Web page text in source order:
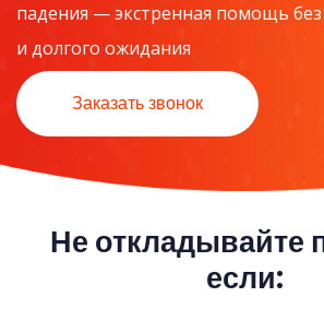
падения — экстренная помощь без
и долгого ожидания
Заказать звонок
Не откладывайте
если: